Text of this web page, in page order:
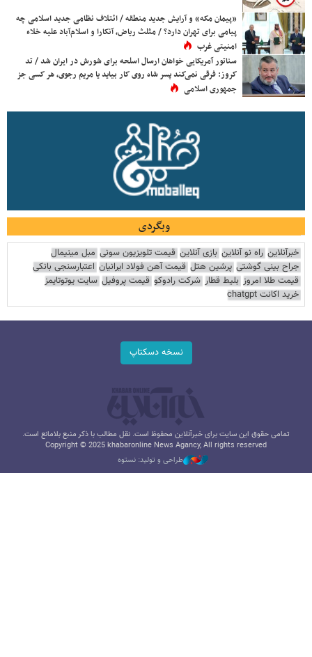
«پیمان مکه» و آرایش جدید منطقه / ائتلاف نظامی جدید اسلامی چه
پیامی برای تهران دارد؟ / مثلث ریاض، آنکارا و اسلام‌آباد علیه خلاء
امنیتی غرب
سناتور آمریکایی خواهان ارسال اسلحه برای شورش در ایران شد / تد
کروز: فرقی نمی‌کند پسر شاه روی کار بیاید یا مریم رجوی، هر کسی جز
جمهوری اسلامی
وبگردی
خبرآنلاین راه نو آنلاین بازی آنلاین قیمت تلویزیون سونی مبل مینیمال
جراح بینی گوشتی پرشین هتل قیمت آهن فولاد ایرانیان اعتبارسنجی بانکی
قیمت طلا امروز بلیط قطار شرکت رادوکو قیمت پروفیل سایت یوتوتایمز
خرید اکانت chatgpt
نسخه دسکتاپ
تمامی حقوق این سایت برای خبرآنلاین محفوظ است. نقل مطالب با ذکر منبع بلامانع است.
Copyright © 2025 khabaronline News Agancy, All rights reserved
طراحی و تولید: نستوه